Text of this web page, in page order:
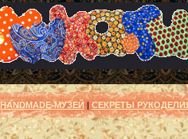
HANDMADE-МУЗЕЙ| СЕКРЕТЫ